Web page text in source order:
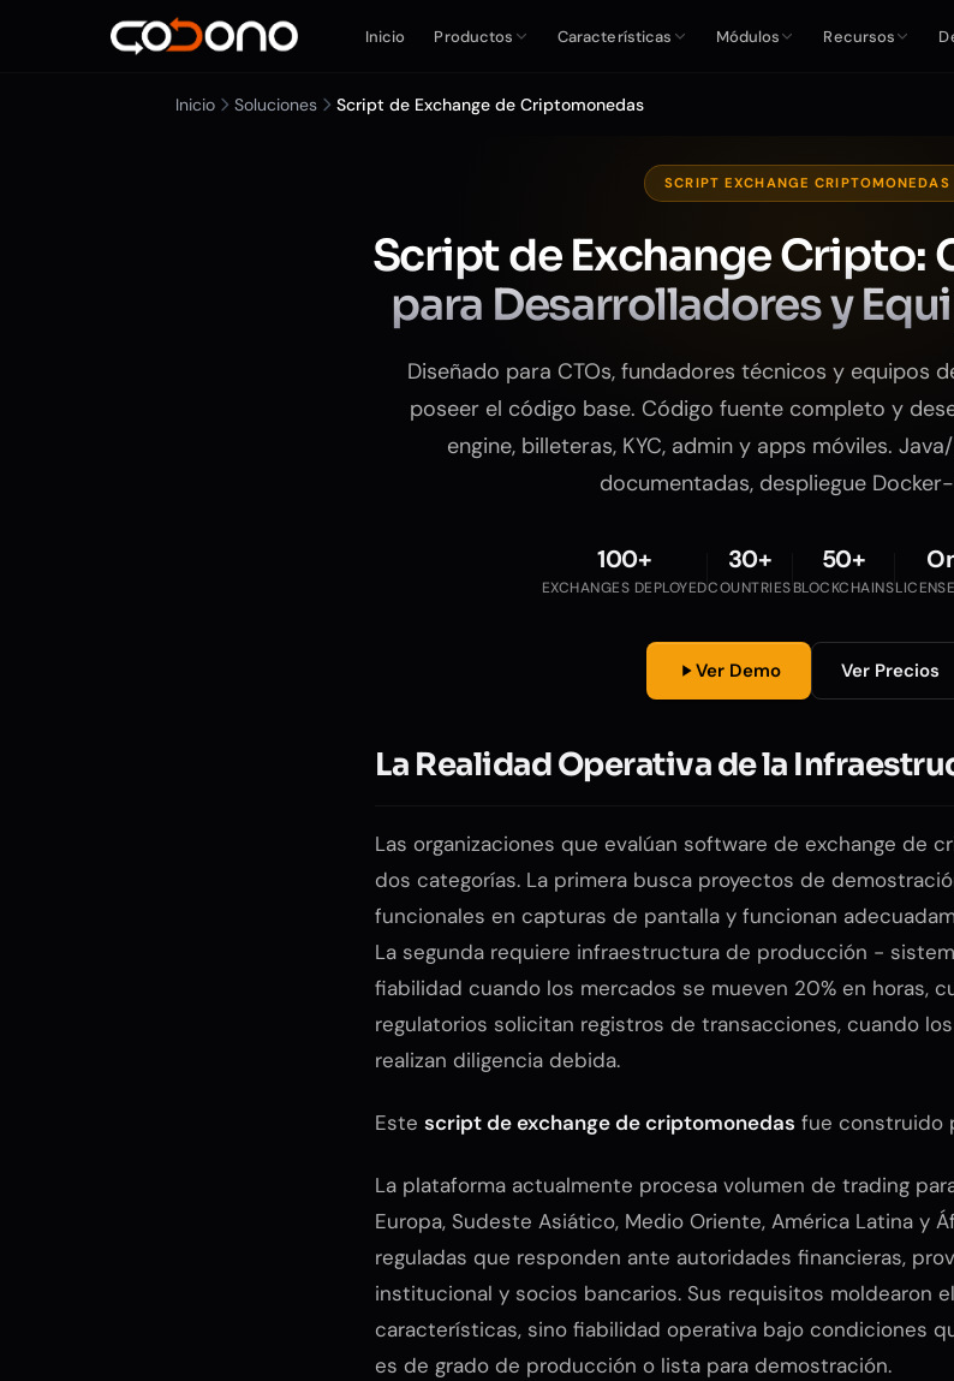
Inicio Productos Características Módulos Recursos
Inicio Soluciones Script de Exchange de Criptomonedas
SCRIPT EXCHANGE CRIPTOMONEDAS
Script de Exchange Cripto:
para Desarrolladores y
Diseñado para CTOs, fundadores técnicos y equipos
poseer el código base. Código fuente completo y
engine, billeteras, KYC, admin y apps móviles.
documentadas, despliegue
100+
EXCHANGES DEPLOYED
30+
COUNTRIES
50+
BLOCKCHAINS
Ver Demo Ver Precios
La Realidad Operativa de la
Las organizaciones que evalúan software de exchange de
dos categorías. La primera busca proyectos de
funcionales en capturas de pantalla y funcionan
La segunda requiere infraestructura de producción -
fiabilidad cuando los mercados se mueven 20% en horas,
regulatorios solicitan registros de transacciones, cuando
realizan diligencia debida.
Este script de exchange de criptomonedas fue construido
La plataforma actualmente procesa volumen de trading
Europa, Sudeste Asiático, Medio Oriente, América Latina y
reguladas que responden ante autoridades financieras,
institucional y socios bancarios. Sus requisitos moldearon
características, sino fiabilidad operativa bajo condiciones
es de grado de producción o lista para demostración.